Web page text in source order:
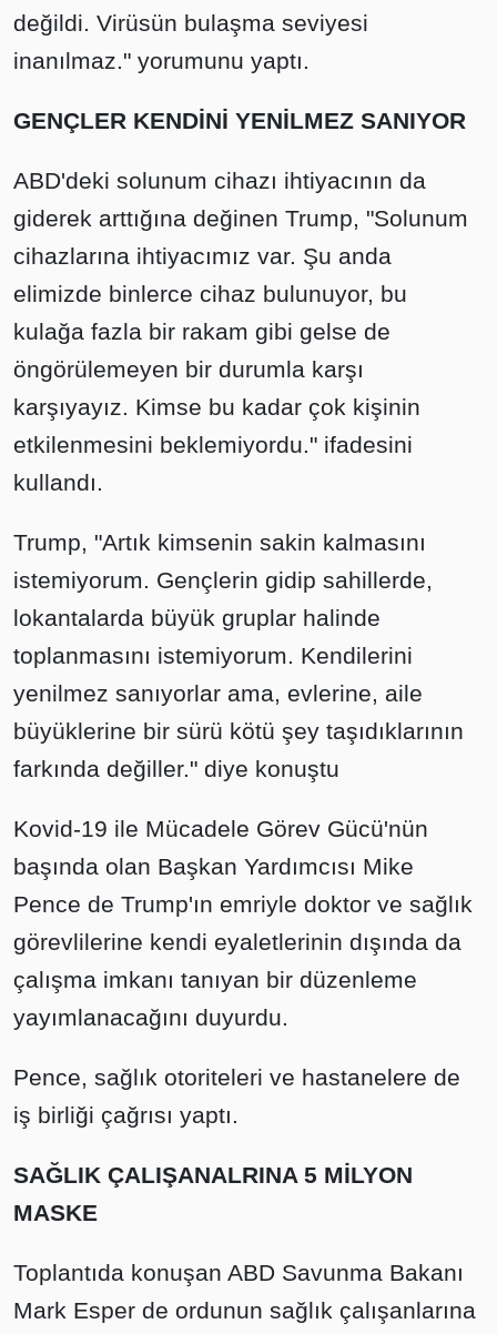
değildi. Virüsün bulaşma seviyesi
inanılmaz." yorumunu yaptı.
GENÇLER KENDİNİ YENİLMEZ SANIYOR
ABD'deki solunum cihazı ihtiyacının da
giderek arttığına değinen Trump, "Solunum
cihazlarına ihtiyacımız var. Şu anda
elimizde binlerce cihaz bulunuyor, bu
kulağa fazla bir rakam gibi gelse de
öngörülemeyen bir durumla karşı
karşıyayız. Kimse bu kadar çok kişinin
etkilenmesini beklemiyordu." ifadesini
kullandı.
Trump, "Artık kimsenin sakin kalmasını
istemiyorum. Gençlerin gidip sahillerde,
lokantalarda büyük gruplar halinde
toplanmasını istemiyorum. Kendilerini
yenilmez sanıyorlar ama, evlerine, aile
büyüklerine bir sürü kötü şey taşıdıklarının
farkında değiller." diye konuştu
Kovid-19 ile Mücadele Görev Gücü'nün
başında olan Başkan Yardımcısı Mike
Pence de Trump'ın emriyle doktor ve sağlık
görevlilerine kendi eyaletlerinin dışında da
çalışma imkanı tanıyan bir düzenleme
yayımlanacağını duyurdu.
Pence, sağlık otoriteleri ve hastanelere de
iş birliği çağrısı yaptı.
SAĞLIK ÇALIŞANALRINA 5 MİLYON
MASKE
Toplantıda konuşan ABD Savunma Bakanı
Mark Esper de ordunun sağlık çalışanlarına